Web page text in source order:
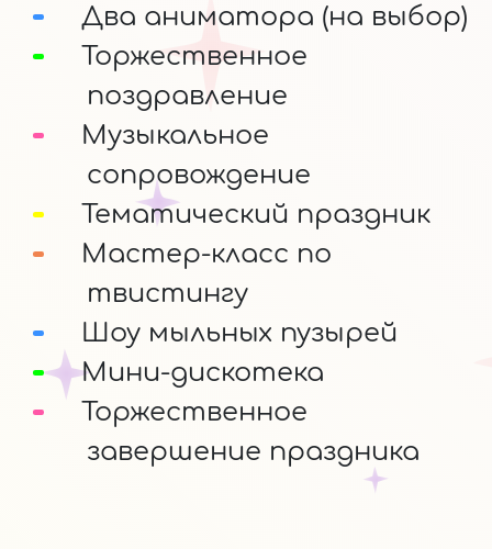
Два аниматора (на выбор)
Торжественное
поздравление
Музыкальное
сопровождение
Тематический праздник
Мастер-класс по
твистингу
Шоу мыльных пузырей
Мини-дискотека
Торжественное
завершение праздника